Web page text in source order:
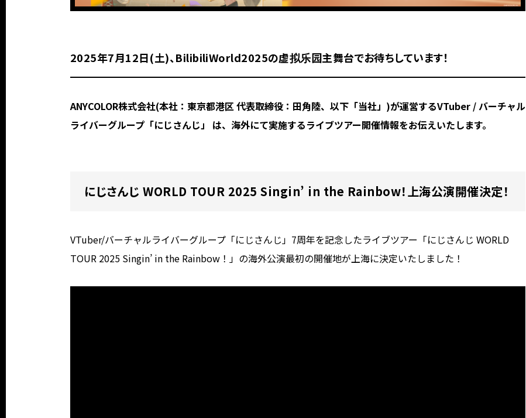
2025年7月12日(土)、BilibiliWorld2025の虚拟乐园主舞台でお待ちしています！
ANYCOLOR株式会社(本社：東京都港区 代表取締役：田角陸、以下「当社」)が運営するVTuber / バーチャル
ライバーグループ「にじさんじ」 は、海外にて実施するライブツアー開催情報をお伝えいたします。
にじさんじ WORLD TOUR 2025 Singin’ in the Rainbow！上海公演開催決定！
VTuber/バーチャルライバーグループ「にじさんじ」7周年を記念したライブツアー「にじさんじ WORLD
TOUR 2025 Singin’ in the Rainbow！」の海外公演最初の開催地が上海に決定いたしました！